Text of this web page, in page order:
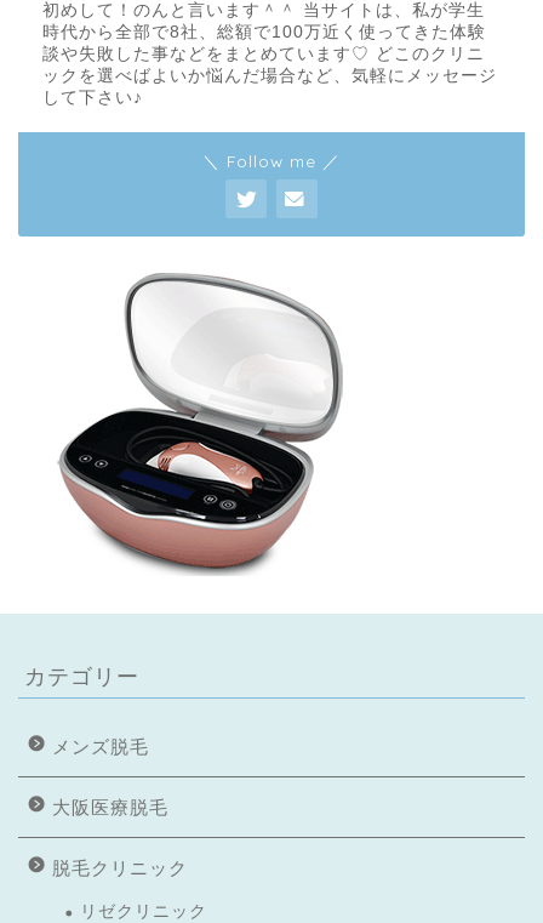
初めして！のんと言います＾＾ 当サイトは、私が学生
時代から全部で8社、総額で100万近く使ってきた体験
談や失敗した事などをまとめています♡ どこのクリニ
ックを選べばよいか悩んだ場合など、気軽にメッセージ
して下さい♪
＼ Follow me ／
カテゴリー
メンズ脱毛
大阪医療脱毛
脱毛クリニック
リゼクリニック